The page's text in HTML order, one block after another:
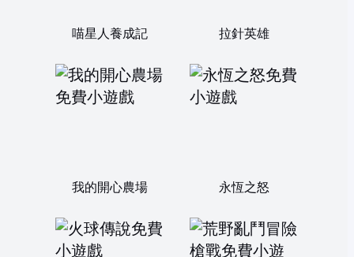
喵星人養成記 拉針英雄
我的開心農場 永恆之怒